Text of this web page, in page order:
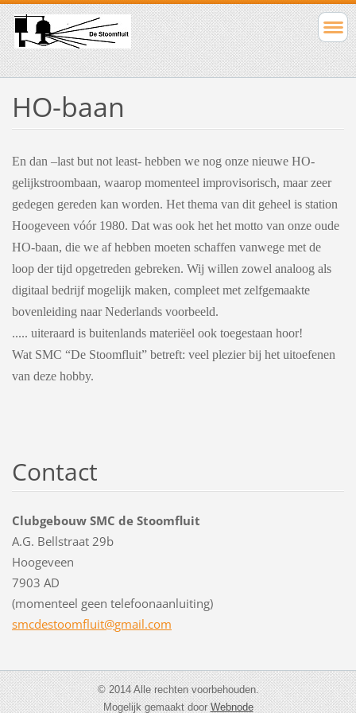
HO-baan
En dan –last but not least- hebben we nog onze nieuwe HO-
gelijkstroombaan, waarop momenteel improvisorisch, maar zeer
gedegen gereden kan worden. Het thema van dit geheel is station
Hoogeveen vóór 1980. Dat was ook het het motto van onze oude
HO-baan, die we af hebben moeten schaffen vanwege met de
loop der tijd opgetreden gebreken. Wij willen zowel analoog als
digitaal bedrijf mogelijk maken, compleet met zelfgemaakte
bovenleiding naar Nederlands voorbeeld.
..... uiteraard is buitenlands materiëel ook toegestaan hoor!
Wat SMC “De Stoomfluit” betreft: veel plezier bij het uitoefenen
van deze hobby.
Contact
Clubgebouw SMC de Stoomfluit
A.G. Bellstraat 29b
Hoogeveen
7903 AD
(momenteel geen telefoonaanluiting)
smcdestoomfluit@gmail.com
© 2014 Alle rechten voorbehouden.
Mogelijk gemaakt doorWebnode